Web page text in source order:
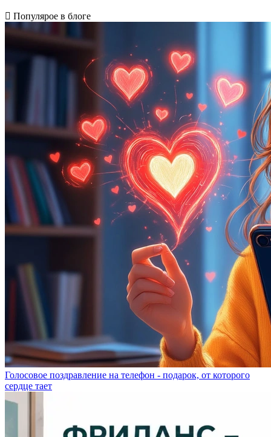
Популярое в блоге
Голосовое поздравление на телефон - подарок, от которого
сердце тает